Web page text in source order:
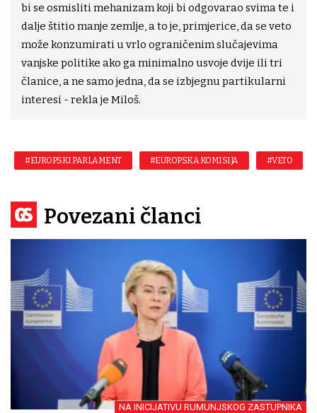
bi se osmisliti mehanizam koji bi odgovarao svima te i
dalje štitio manje zemlje, a to je, primjerice, da se veto
može konzumirati u vrlo ograničenim slučajevima
vanjske politike ako ga minimalno usvoje dvije ili tri
članice, a ne samo jedna, da se izbjegnu partikularni
interesi - rekla je Miloš.
#EUROPSKI PARLAMENT #EUROPSKA KOMISIJA #VETO
Povezani članci
NA INICIJATIVU RUMUNJSKOG ZASTUPNIKA